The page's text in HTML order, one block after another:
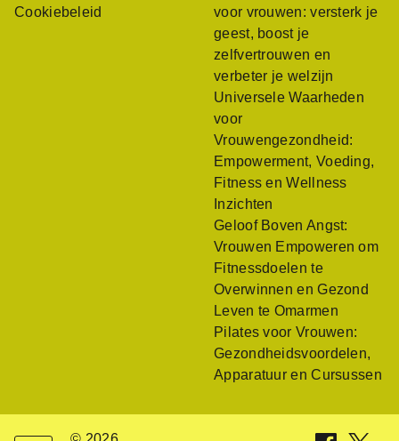
Cookiebeleid
voor vrouwen: versterk je
geest, boost je
zelfvertrouwen en
verbeter je welzijn
Universele Waarheden
voor
Vrouwengezondheid:
Empowerment, Voeding,
Fitness en Wellness
Inzichten
Geloof Boven Angst:
Vrouwen Empoweren om
Fitnessdoelen te
Overwinnen en Gezond
Leven te Omarmen
Pilates voor Vrouwen:
Gezondheidsvoordelen,
Apparatuur en Cursussen